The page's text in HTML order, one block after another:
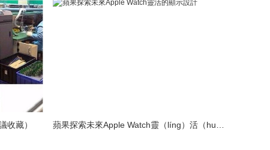
收藏） 蘋果探索未來Apple Watch靈（líng）活（huó）的顯示設計